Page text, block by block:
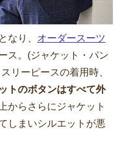
なり、 オーダースーツ
ス。(ジャケット・パン
リーピースの着用時、
トのボタンはすべて外
からさらにジャケット
しまいシルエットが悪